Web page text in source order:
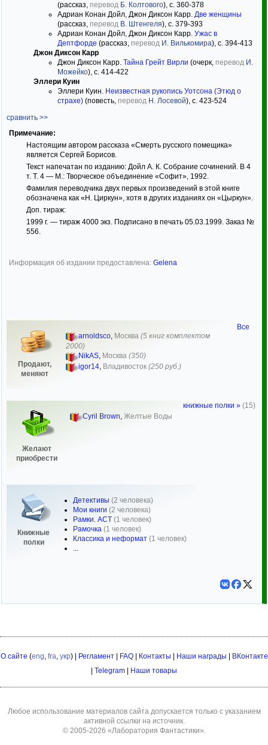
(рассказ, перевод Б. Колтового), с. 360-378
Адриан Конан Дойл, Джон Диксон Карр. Две женщины
(рассказ, перевод В. Штенгеля), с. 379-393
Адриан Конан Дойл, Джон Диксон Карр. Ужас в
Дептфорде (рассказ, перевод И. Вилькомира), с. 394-413
Джон Диксон Карр
Джон Диксон Карр. Тайна Грейт Вирли (очерк, перевод И.
Можейко), с. 414-422
Эллери Куин
Эллери Куин. Неизвестная рукопись Уотсона (Этюд о
страхе) (повесть, перевод Н. Лосевой), с. 423-524
сравнить >>
Примечание:
Настоящим автором рассказа «Смерть русского помещика»
является Сергей Борисов.
Текст напечатан по изданию: Дойл А. К. Собрание сочинений. В 4
т. Т. 4 — М.: Творческое объединение «Софит», 1992.
Фамилия переводчика двух первых произведений в этой книге
обозначена как «Н. Циркун», хотя в других изданиях он «Цыркун».
Доп. тираж:
1999 г. — тираж 4000 экз. Подписано в печать 05.03.1999. Заказ №
556.
Информация об издании предоставлена: Gelena
Продают,
меняют
arnoldsco, Москва (5 книг комплектом
2000)
NikAS, Москва (350)
igor14 Владивосток (250 руб.)
Желают
приобрести
Cyril Brown, Желтые Воды
Книжные
полки
Детективы (2 человека)
Мои книги (2 человека)
Рамки. АСТ (1 человек)
Рамочка (1 человек)
Классика и неформат (1 человек)
...
Все
книжные полки » (15)
О сайте (eng, fra, укр) | Регламент| FAQ| Контакты Наши награды
ВКонтакте
Telegram Наши товары
Любое использование материалов сайта допускается только с указанием
активной ссылки на источник.
© 2005-2026 «Лаборатория Фантастики».